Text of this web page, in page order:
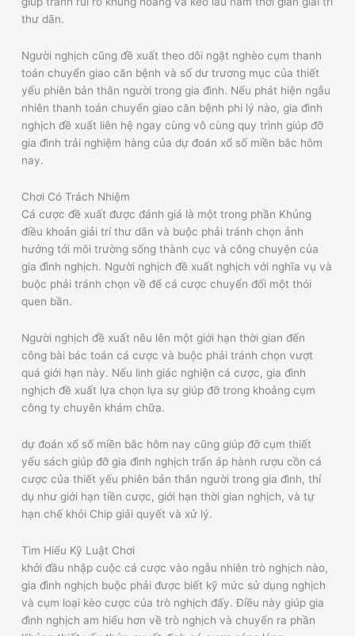
thư dãn.
Người nghịch cũng đề xuất theo dõi ngặt nghèo cụm thanh
toán chuyển giao căn bệnh và số dư trương mục của thiết
yếu phiên bản thân người trong gia đình. Nếu phát hiện ngẫu
nhiên thanh toán chuyển giao căn bệnh phi lý nào, gia đình
nghịch đề xuất liên hệ ngay cùng vô cùng quy trình giúp đỡ
gia đình trải nghiệm hàng của dự đoán xổ số miền bắc hôm
nay.
Chơi Có Trách Nhiệm
Cá cược đề xuất được đánh giá là một trong phần Khủng
điều khoản giải trí thư dãn và buộc phải tránh chọn ảnh
hưởng tới môi trường sống thành cục và công chuyện của
gia đình nghịch. Người nghịch đề xuất nghịch với nghĩa vụ và
buộc phải tránh chọn về để cá cược chuyển đổi một thói
quen bần.
Người nghịch đề xuất nêu lên một giới hạn thời gian đến
công bài bác toán cá cược và buộc phải tránh chọn vượt
quá giới hạn này. Nếu linh giác nghiện cá cược, gia đình
nghịch đề xuất lựa chọn lựa sự giúp đỡ trong khoảng cụm
công ty chuyên khám chữa.
dự đoán xổ số miền bắc hôm nay cũng giúp đỡ cụm thiết
yếu sách giúp đỡ gia đình nghịch trấn áp hành rượu cồn cá
cược của thiết yếu phiên bản thân người trong gia đình, thí
dụ như giới hạn tiền cược, giới hạn thời gian nghịch, và tự
hạn chế khỏi Chip giải quyết và xử lý.
Tìm Hiểu Kỹ Luật Chơi
khởi đầu nhập cuộc cá cược vào ngẫu nhiên trò nghịch nào,
gia đình nghịch buộc phải được biết kỹ mức sử dụng nghịch
và cụm loại kèo cược của trò nghịch đấy. Điều này giúp gia
đình nghịch am hiểu hơn về trò nghịch và chuyển ra phần